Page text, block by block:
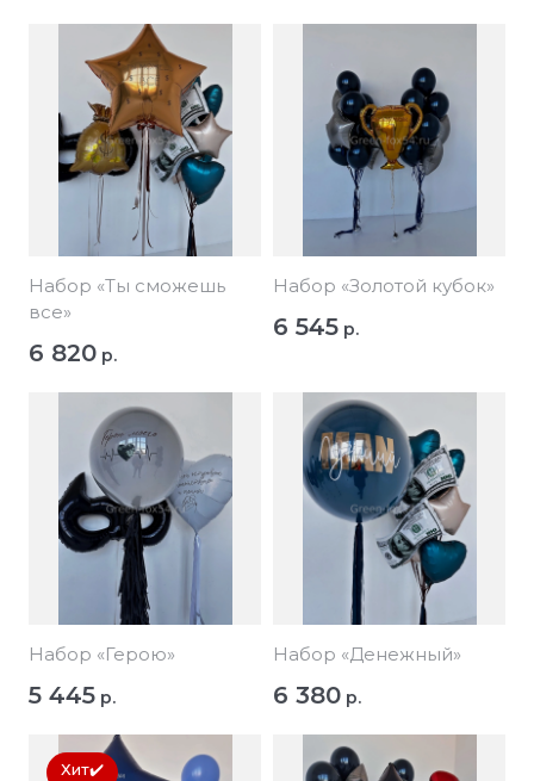
Набор «Ты сможешь
все»
6 820 р.
Набор «Золотой кубок»
6 545 р.
Набор «Герою»
5 445 р.
Набор «Денежный»
6 380 р.
Хит✔️